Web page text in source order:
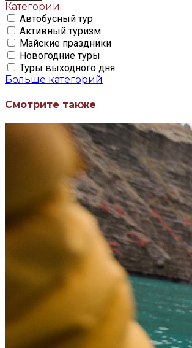
Категории:
Автобусный тур
Активный туризм
Майские праздники
Новогодние туры
Туры выходного дня
Больше категорий
Смотрите также